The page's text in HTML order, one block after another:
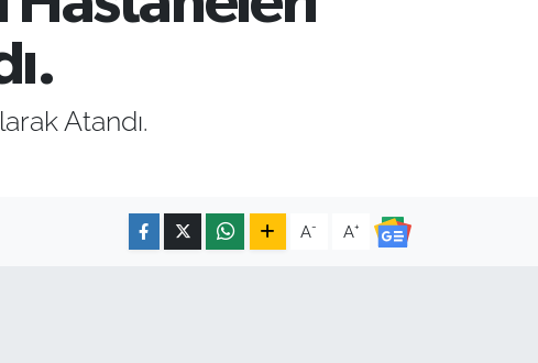
79.591,74
-1.82
Atandı.
A- A+